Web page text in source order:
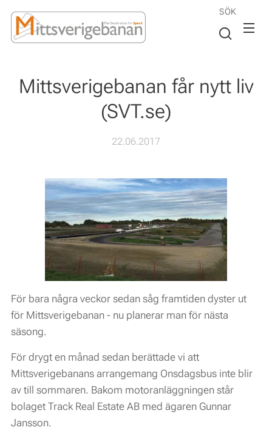
SÖK
Mittsverigebanan får nytt liv
(SVT.se)
22.06.2017
För bara några veckor sedan såg framtiden dyster ut
för Mittsverigebanan - nu planerar man för nästa
säsong.
För drygt en månad sedan berättade vi att
Mittsverigebanans arrangemang Onsdagsbus inte blir
av till sommaren. Bakom motoranläggningen står
bolaget Track Real Estate AB med ägaren Gunnar
Jansson.